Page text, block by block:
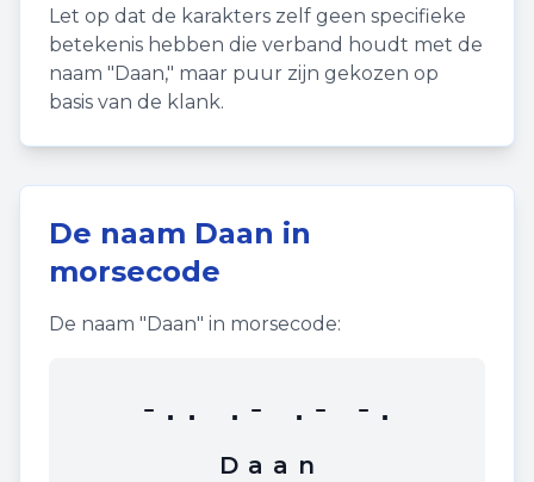
Let op dat de karakters zelf geen specifieke
betekenis hebben die verband houdt met de
naam "Daan," maar puur zijn gekozen op
basis van de klank.
De naam Daan in
morsecode
De naam "Daan" in morsecode:
-.. .- .- -.
D a a n